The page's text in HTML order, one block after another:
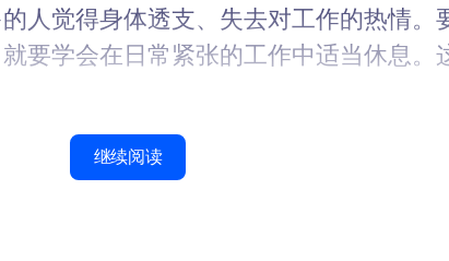
人觉得身体透支、失去对工作的热情
要学会在日常紧张的工作中适当休息
继续阅读